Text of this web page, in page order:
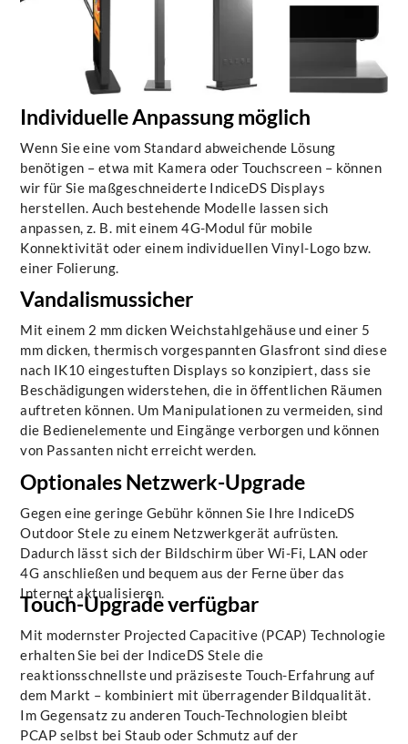
Individuelle Anpassung möglich
Wenn Sie eine vom Standard abweichende Lösung
benötigen – etwa mit Kamera oder Touchscreen – können
wir für Sie maßgeschneiderte IndiceDS Displays
herstellen. Auch bestehende Modelle lassen sich
anpassen, z. B. mit einem 4G-Modul für mobile
Konnektivität oder einem individuellen Vinyl-Logo bzw.
einer Folierung.
Vandalismussicher
Mit einem 2 mm dicken Weichstahlgehäuse und einer 5
mm dicken, thermisch vorgespannten Glasfront sind diese
nach IK10 eingestuften Displays so konzipiert, dass sie
Beschädigungen widerstehen, die in öffentlichen Räumen
auftreten können. Um Manipulationen zu vermeiden, sind
die Bedienelemente und Eingänge verborgen und können
von Passanten nicht erreicht werden.
Optionales Netzwerk-Upgrade
Gegen eine geringe Gebühr können Sie Ihre IndiceDS
Outdoor Stele zu einem Netzwerkgerät aufrüsten.
Dadurch lässt sich der Bildschirm über Wi-Fi, LAN oder
4G anschließen und bequem aus der Ferne über das
Internet aktualisieren.
Touch-Upgrade verfügbar
Mit modernster Projected Capacitive (PCAP) Technologie
erhalten Sie bei der IndiceDS Stele die
reaktionsschnellste und präziseste Touch-Erfahrung auf
dem Markt – kombiniert mit überragender Bildqualität.
Im Gegensatz zu anderen Touch-Technologien bleibt
PCAP selbst bei Staub oder Schmutz auf der